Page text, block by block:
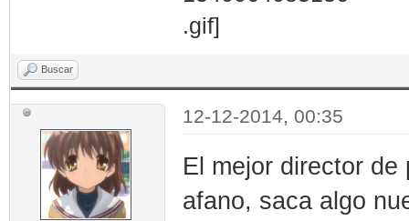
Buscar
12-12-2014, 00:35
El mejor director
afano, saca algo